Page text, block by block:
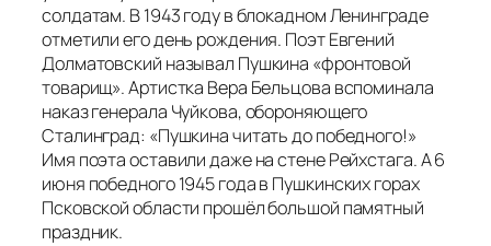
солдатам. В 1943 году в блокадном Ленинграде
отметили его день рождения. Поэт Евгений
Долматовский называл Пушкина «фронтовой
товарищ». Артистка Вера Бельцова вспоминала
наказ генерала Чуйкова, обороняющего
Сталинград: «Пушкина читать до победного!»
Имя поэта оставили даже на стене Рейхстага. А 6
июня победного 1945 года в Пушкинских горах
Псковской области прошёл большой памятный
праздник.